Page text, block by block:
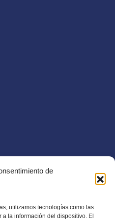
de
utilizamos tecnologías como las
la información del dispositivo. El